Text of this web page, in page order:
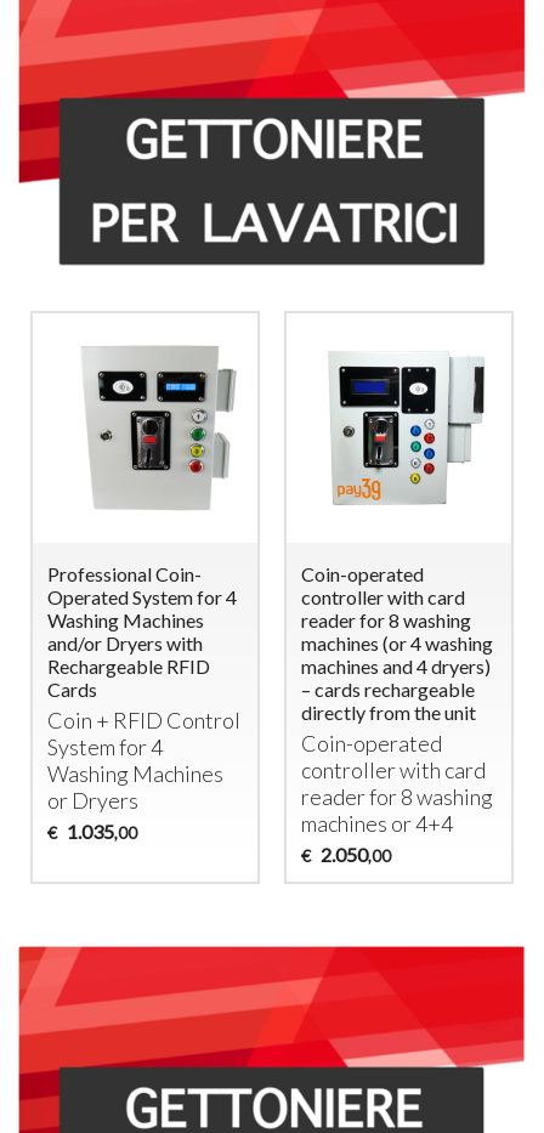
Professional Coin-
Operated System for 4
Washing Machines
and/or Dryers with
Rechargeable RFID
Cards
Coin + RFID Control
System for 4
Washing Machines
or Dryers
€ 1.035,00
Coin-operated
controller with card
reader for 8 washing
machines (or 4 washing
machines and 4 dryers)
– cards rechargeable
directly from the unit
Coin-operated
controller with card
reader for 8 washing
machines or 4+4
€ 2.050,00